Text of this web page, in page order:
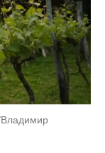
Владимир